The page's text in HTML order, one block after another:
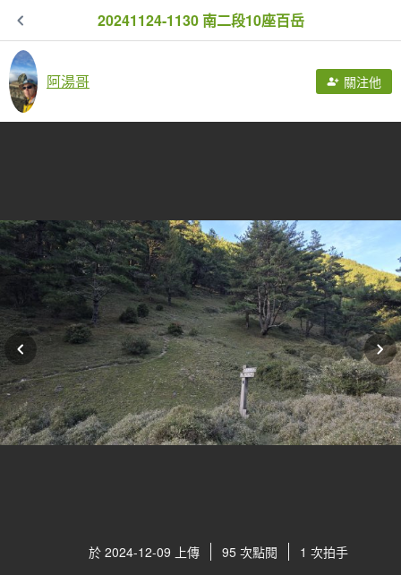
20241124-1130 南二段10座百岳
阿湯哥 關注他
於 2024-12-09 上傳 95 次點閱 1 次拍手